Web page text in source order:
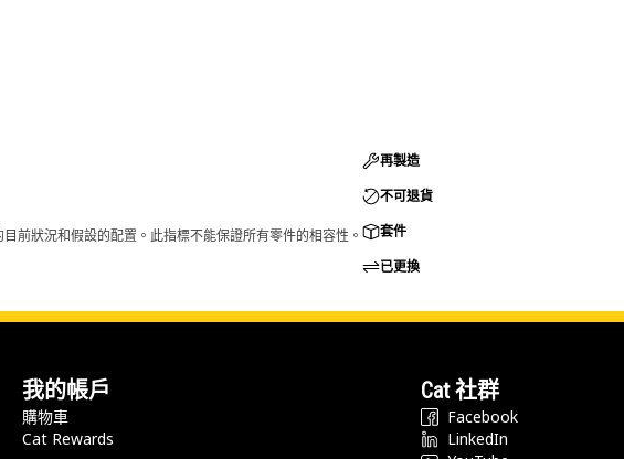
前狀況和假設的配置。此指標不能保證所有零件的相容性。
再製造
不可退貨
套件
已更換
我的帳戶
購物車
Cat Rewards
Cat 社群
Facebook
LinkedIn